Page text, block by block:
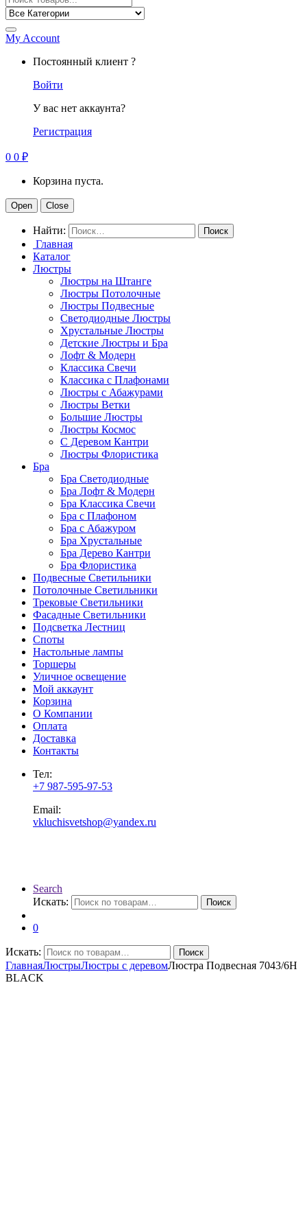
My Account
Постоянный клиент ?
Войти
У вас нет аккаунта?
Регистрация
0 0 ₽
Корзина пуста.
Open Close
Найти:
Главная
Каталог
Люстры
Люстры на Штанге
Люстры Потолочные
Люстры Подвесные
Светодиодные Люстры
Хрустальные Люстры
Детские Люстры и Бра
Лофт & Модерн
Классика Свечи
Классика с Плафонами
Люстры с Абажурами
Люстры Ветки
Большие Люстры
Люстры Космос
С Деревом Кантри
Люстры Флористика
Бра
Бра Светодиодные
Бра Лофт & Модерн
Бра Классика Свечи
Бра с Плафоном
Бра с Абажуром
Бра Хрустальные
Бра Дерево Кантри
Бра Флористика
Подвесные Светильники
Потолочные Светильники
Трековые Светильники
Фасадные Светильники
Подсветка Лестниц
Споты
Настольные лампы
Торшеры
Уличное освещение
Мой аккаунт
Корзина
О Компании
Оплата
Доставка
Контакты
Тел:
+7 987-595-97-53
Email:
vkluchisvetshop@yandex.ru
Search
Искать:
Поиск
0
Искать: Поиск
ГлавнаяЛюстрыЛюстры с деревомЛюстра Подвесная 7043/6H
BLACK